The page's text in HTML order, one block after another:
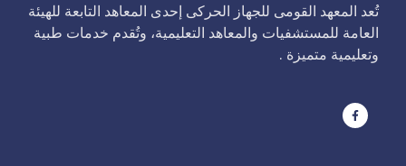
تُعد المعهد القومى للجهاز الحركى إحدى المعاهد التابعة للهيئة
العامة للمستشفيات والمعاهد التعليمية، وتُقدم خدمات طبية
وتعليمية متميزة .